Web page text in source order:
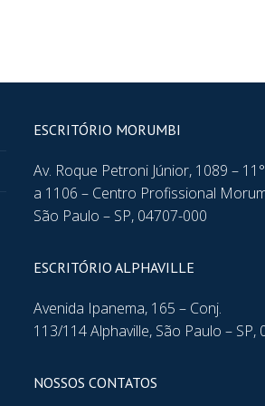
ESCRITÓRIO MORUMBI
Av. Roque Petroni Júnior, 1089 –
a 1106 – Centro Profissional
São Paulo – SP, 04707-000
ESCRITÓRIO ALPHAVILLE
Avenida Ipanema, 165 – Conj.
113/114 Alphaville, São Paulo – SP,
NOSSOS CONTATOS